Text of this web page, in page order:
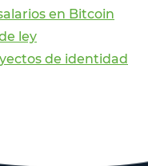
en Bitcoin
ley
de identidad